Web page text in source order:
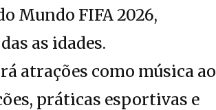
Mundo FIFA 2026,
as idades.
atrações como música ao
práticas esportivas e